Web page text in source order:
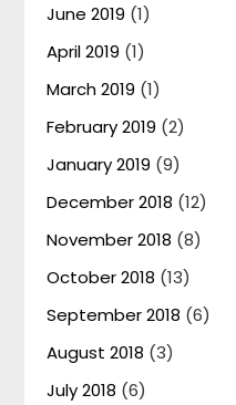
June 2019 (1)
April 2019 (1)
March 2019 (1)
February 2019 (2)
January 2019 (9)
December 2018 (12)
November 2018 (8)
October 2018 (13)
September 2018 (6)
August 2018 (3)
July 2018 (6)